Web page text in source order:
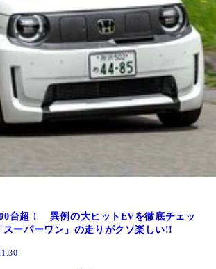
台超！ 異例の大ヒットEVを徹底チェッ
ーパーワン」の走りがクソ楽しい!!